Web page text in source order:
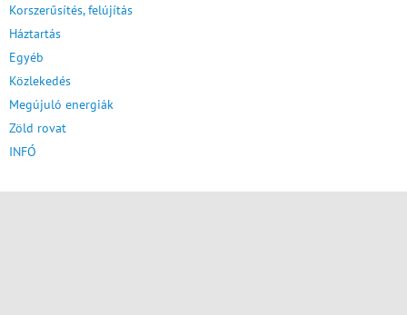
Korszerűsítés, felújítás
Háztartás
Egyéb
Közlekedés
Megújuló energiák
Zöld rovat
INFÓ